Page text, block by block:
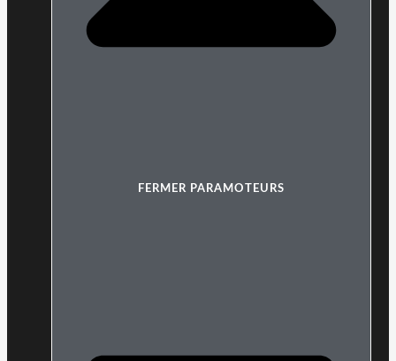
FERMER PARAMOTEURS